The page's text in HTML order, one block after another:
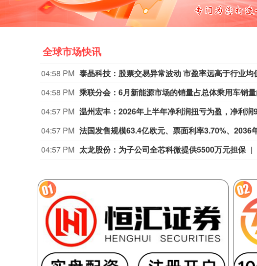
全球市场快讯
04:58 PM 泰晶科技：股票交易异常波动 市盈率远高于行业均
04:58 PM 乘联分会：6月新能源市场的销量占总体乘用车销
04:57 PM 温州宏丰：2026年上半年净利润扭亏为盈，净利润
04:57 PM
04:57 PM 太龙股份：为子公司全芯科微提供5500万元担保